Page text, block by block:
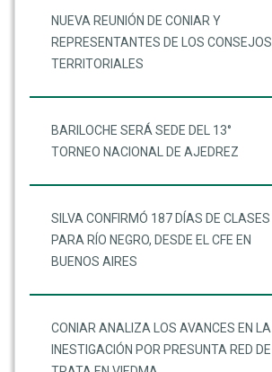
NUEVA REUNIÓN DE CONIAR Y
REPRESENTANTES DE LOS CONSEJOS
TERRITORIALES
BARILOCHE SERÁ SEDE DEL 13°
TORNEO NACIONAL DE AJEDREZ
SILVA CONFIRMÓ 187 DÍAS DE CLASES
PARA RÍO NEGRO, DESDE EL CFE EN
BUENOS AIRES
CONIAR ANALIZA LOS AVANCES EN LA
INESTIGACIÓN POR PRESUNTA RED DE